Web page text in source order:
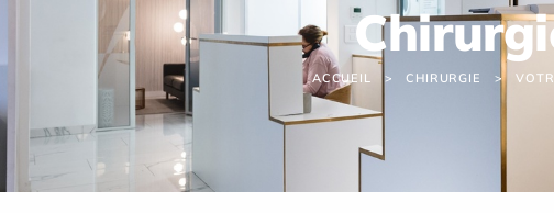
ACCUEIL CHIRURGIE